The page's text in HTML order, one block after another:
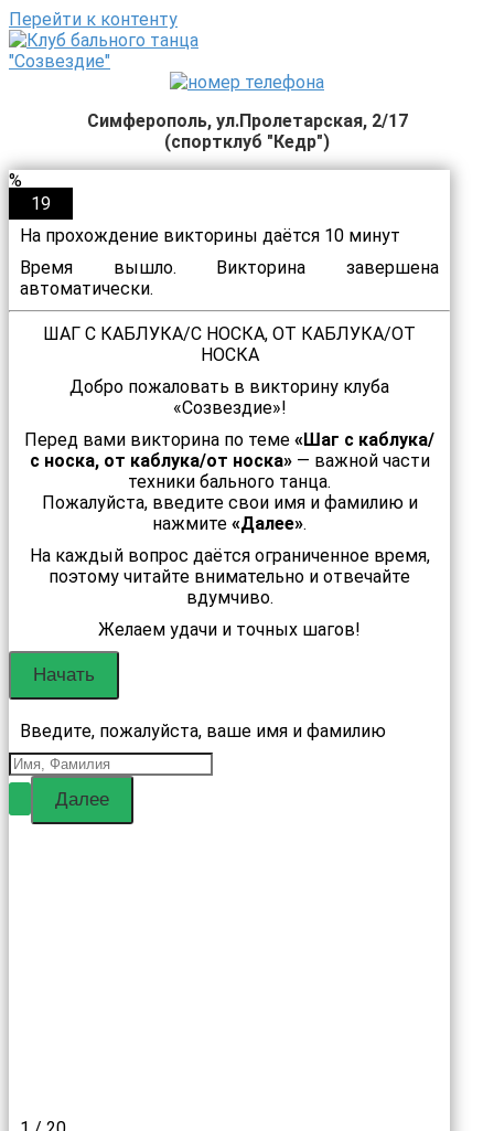
Перейти к контенту
Симферополь, ул.Пролетарская, 2/17
(спортклуб "Кедр")
%
19
На прохождение викторины даётся 10 минут
Время вышло. Викторина завершена
автоматически.
ШАГ С КАБЛУКА/С НОСКА, ОТ КАБЛУКА/ОТ
НОСКА
Добро пожаловать в викторину клуба
«Созвездие»!
Перед вами викторина по теме «Шаг с каблука/
с носка, от каблука/от носка»— важной части
техники бального танца.
Пожалуйста, введите свои имя и фамилию и
нажмите «Далее».
На каждый вопрос даётся ограниченное время,
поэтому читайте внимательно и отвечайте
вдумчиво.
Желаем удачи и точных шагов!
Введите, пожалуйста, ваше имя и фамилию